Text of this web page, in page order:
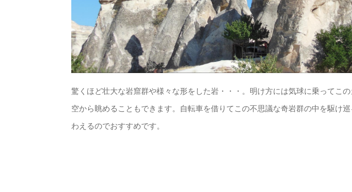
驚くほど壮大な岩窟群や様々な形をした岩・・・。明け方には気球に乗ってこ
空から眺めることもできます。自転車を借りてこの不思議な奇岩群の中を駆け
わえるのでおすすめです。